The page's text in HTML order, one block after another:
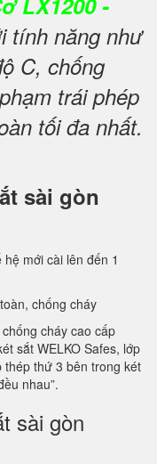
tính năng như
C, chống
trái phép
tối đa nhất.
sài gòn
mới cài lên đến 1
chống cháy
cháy cao cấp
sắt WELKO Safes, lớp
thép thứ 3 bên trong két
nhau”.
sài gòn